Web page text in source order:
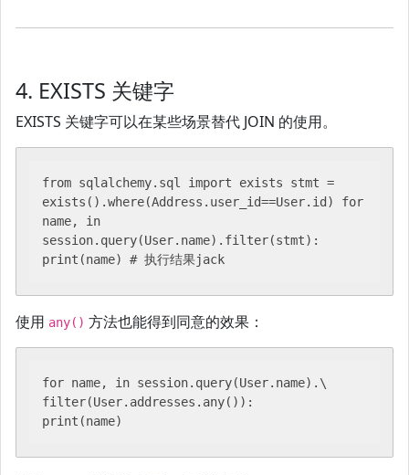
4. EXISTS 关键字
EXISTS 关键字可以在某些场景替代 JOIN 的使用。
from sqlalchemy.sql import exists stmt =
exists().where(Address.user_id==User.id) for
name, in
session.query(User.name).filter(stmt):
print(name) # 执行结果jack
使用 any() 方法也能得到同意的效果：
for name, in session.query(User.name).\
filter(User.addresses.any()):
print(name)